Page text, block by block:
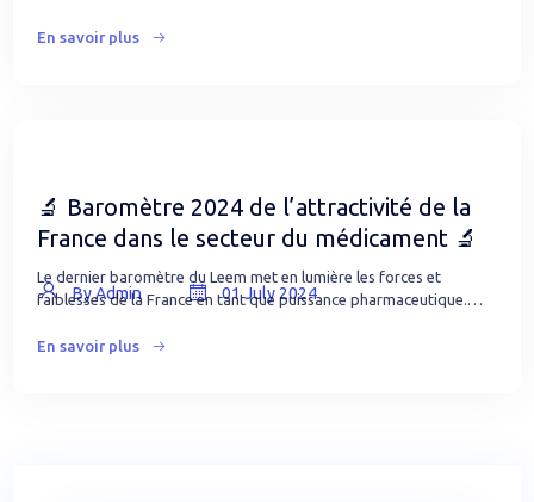
En savoir plus
🔬 Baromètre 2024 de l’attractivité de la
France dans le secteur du médicament 🔬
01 July 2024
By Admin
Le dernier baromètre du Leem met en lumière les forces et
faiblesses de la France en tant que puissance pharmaceutique.…
En savoir plus